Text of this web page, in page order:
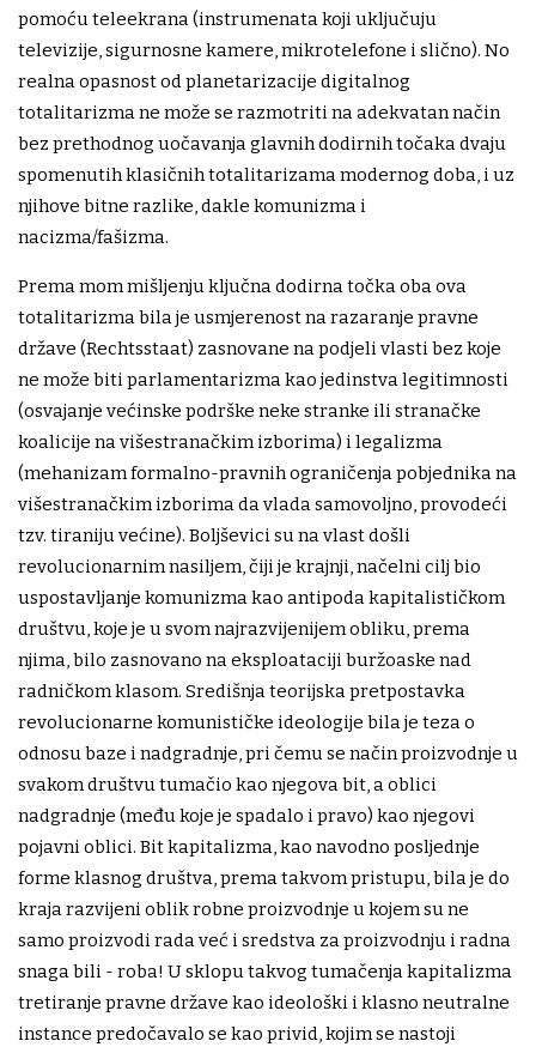
pomoću teleekrana (instrumenata koji uključuju
televizije, sigurnosne kamere, mikrotelefone i slično). No
realna opasnost od planetarizacije digitalnog
totalitarizma ne može se razmotriti na adekvatan način
bez prethodnog uočavanja glavnih dodirnih točaka dvaju
spomenutih klasičnih totalitarizama modernog doba, i uz
njihove bitne razlike, dakle komunizma i
nacizma/fašizma.
Prema mom mišljenju ključna dodirna točka oba ova
totalitarizma bila je usmjerenost na razaranje pravne
države (Rechtsstaat) zasnovane na podjeli vlasti bez koje
ne može biti parlamentarizma kao jedinstva legitimnosti
(osvajanje većinske podrške neke stranke ili stranačke
koalicije na višestranačkim izborima) i legalizma
(mehanizam formalno-pravnih ograničenja pobjednika na
višestranačkim izborima da vlada samovoljno, provodeći
tzv. tiraniju većine). Boljševici su na vlast došli
revolucionarnim nasiljem, čiji je krajnji, načelni cilj bio
uspostavljanje komunizma kao antipoda kapitalističkom
društvu, koje je u svom najrazvijenijem obliku, prema
njima, bilo zasnovano na eksploataciji buržoaske nad
radničkom klasom. Središnja teorijska pretpostavka
revolucionarne komunističke ideologije bila je teza o
odnosu baze i nadgradnje, pri čemu se način proizvodnje u
svakom društvu tumačio kao njegova bit, a oblici
nadgradnje (među koje je spadalo i pravo) kao njegovi
pojavni oblici. Bit kapitalizma, kao navodno posljednje
forme klasnog društva, prema takvom pristupu, bila je do
kraja razvijeni oblik robne proizvodnje u kojem su ne
samo proizvodi rada već i sredstva za proizvodnju i radna
snaga bili - roba! U sklopu takvog tumačenja kapitalizma
tretiranje pravne države kao ideološki i klasno neutralne
instance predočavalo se kao privid, kojim se nastoji